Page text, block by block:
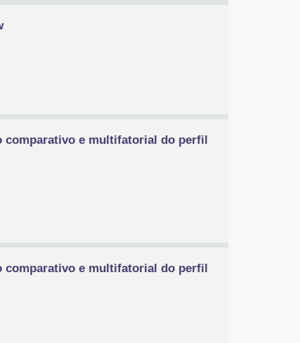
e multifatorial do perfil
e multifatorial do perfil